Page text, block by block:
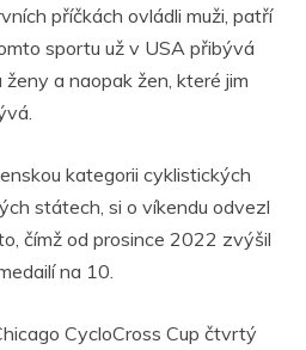
příčkách ovládli muži, patří
sportu už v USA přibývá
a naopak žen, které jim
kategorii cyklistických
státech, si o víkendu odvezl
čímž od prosince 2022 zvýšil
na 10.
CycloCross Cup čtvrtý